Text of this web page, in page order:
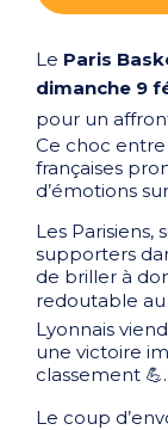
Le Paris
dimanche 9
pour un
Ce choc
françaises
d’émotions
Les Parisiens,
supporters
de briller à
redoutable
Lyonnais
une victoire
classement 💪.
Le coup